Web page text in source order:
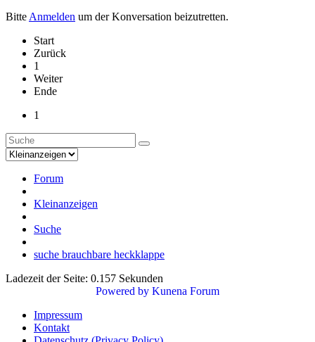
Bitte Anmelden um der Konversation beizutretten.
Start
Zurück
1
Weiter
Ende
1
Forum
Kleinanzeigen
Suche
suche brauchbare heckklappe
Ladezeit der Seite: 0.157 Sekunden
Powered by Kunena Forum
Impressum
Kontakt